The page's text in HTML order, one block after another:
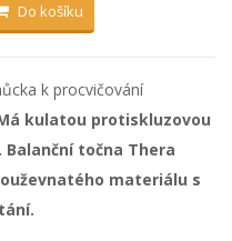
Do košíku
k procvičování
kulatou protiskluzovou
točna Thera
materiálu s